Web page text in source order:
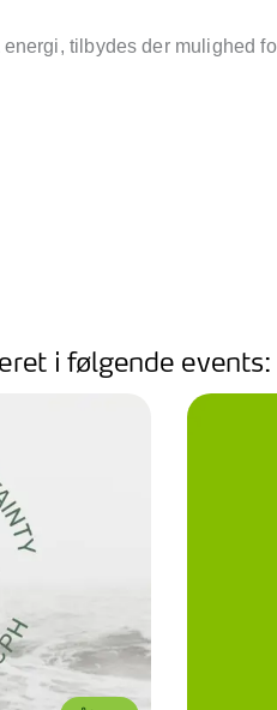
tilbydes der mulighed
i følgende events: